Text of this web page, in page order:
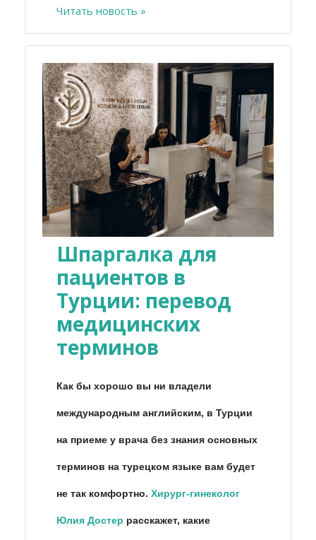
Читать новость »
Шпаргалка для
пациентов в
Турции: перевод
медицинских
терминов
Как бы хорошо вы ни владели
международным английским, в Турции
на приеме у врача без знания основных
терминов на турецком языке вам будет
не так комфортно. Хирург-гинеколог
Юлия Достер расскажет, какие